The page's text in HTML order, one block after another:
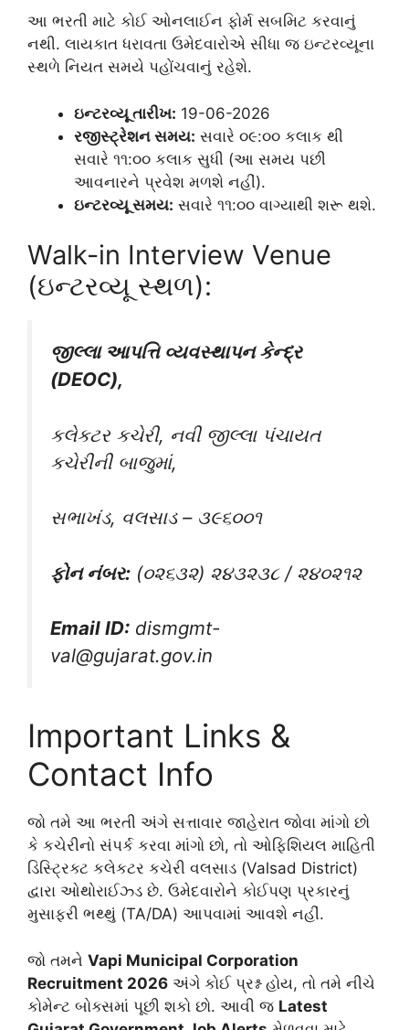
આ ભરતી માટે કોઈ ઓનલાઈન ફોર્મ સબમિટ કરવાનું
નથી. લાયકાત ધરાવતા ઉમેદવારોએ સીધા જ ઇન્ટરવ્યૂના
સ્થળે નિયત સમયે પહોંચવાનું રહેશે.
ઇન્ટરવ્યૂ તારીખ: 19-06-2026
રજીસ્ટ્રેશન સમય: સવારે ૦૯:૦૦ કલાક થી
સવારે ૧૧:૦૦ કલાક સુધી (આ સમય પછી
આવનારને પ્રવેશ મળશે નહીં).
ઇન્ટરવ્યૂ સમય: સવારે ૧૧:૦૦ વાગ્યાથી શરૂ થશે.
Walk-in Interview Venue
(ઇન્ટરવ્યૂ સ્થળ):
જીલ્લા આપત્તિ વ્યવસ્થાપન કેન્દ્ર
(DEOC),
કલેકટર કચેરી, નવી જીલ્લા પંચાયત
કચેરીની બાજુમાં,
સભાખંડ, વલસાડ – ૩૯૬૦૦૧
ફોન નંબર: (૦૨૬૩૨) ૨૪૩૨૩૮ / ૨૪૦૨૧૨
Email ID: dismgmt-
val@gujarat.gov.in
Important Links &
Contact Info
જો તમે આ ભરતી અંગે સત્તાવાર જાહેરાત જોવા માંગો છો
કે કચેરીનો સંપર્ક કરવા માંગો છો, તો ઓફિશિયલ માહિતી
ડિસ્ટ્રિક્ટ કલેકટર કચેરી વલસાડ (Valsad District)
દ્વારા ઓથોરાઈઝ્ડ છે. ઉમેદવારોને કોઈપણ પ્રકારનું
મુસાફરી ભથ્થું (TA/DA) આપવામાં આવશે નહીં.
જો તમને Vapi Municipal Corporation
Recruitment 2026 અંગે કોઈ પ્રશ્ન હોય, તો તમે નીચે
કોમેન્ટ બોક્સમાં પૂછી શકો છો. આવી જ Latest